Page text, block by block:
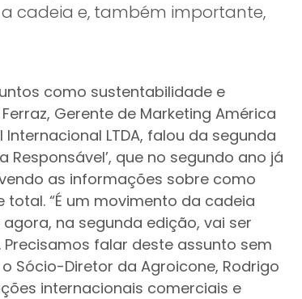
cadeia e, também importante,
como sustentabilidade e
Gerente de Marketing América
LTDA, falou da segunda
Responsável’, que no segundo ano já
as informações sobre como
“É um movimento da cadeia
na segunda edição, vai ser
falar deste assunto sem
Sócio-Diretor da Agroicone, Rodrigo
internacionais comerciais e